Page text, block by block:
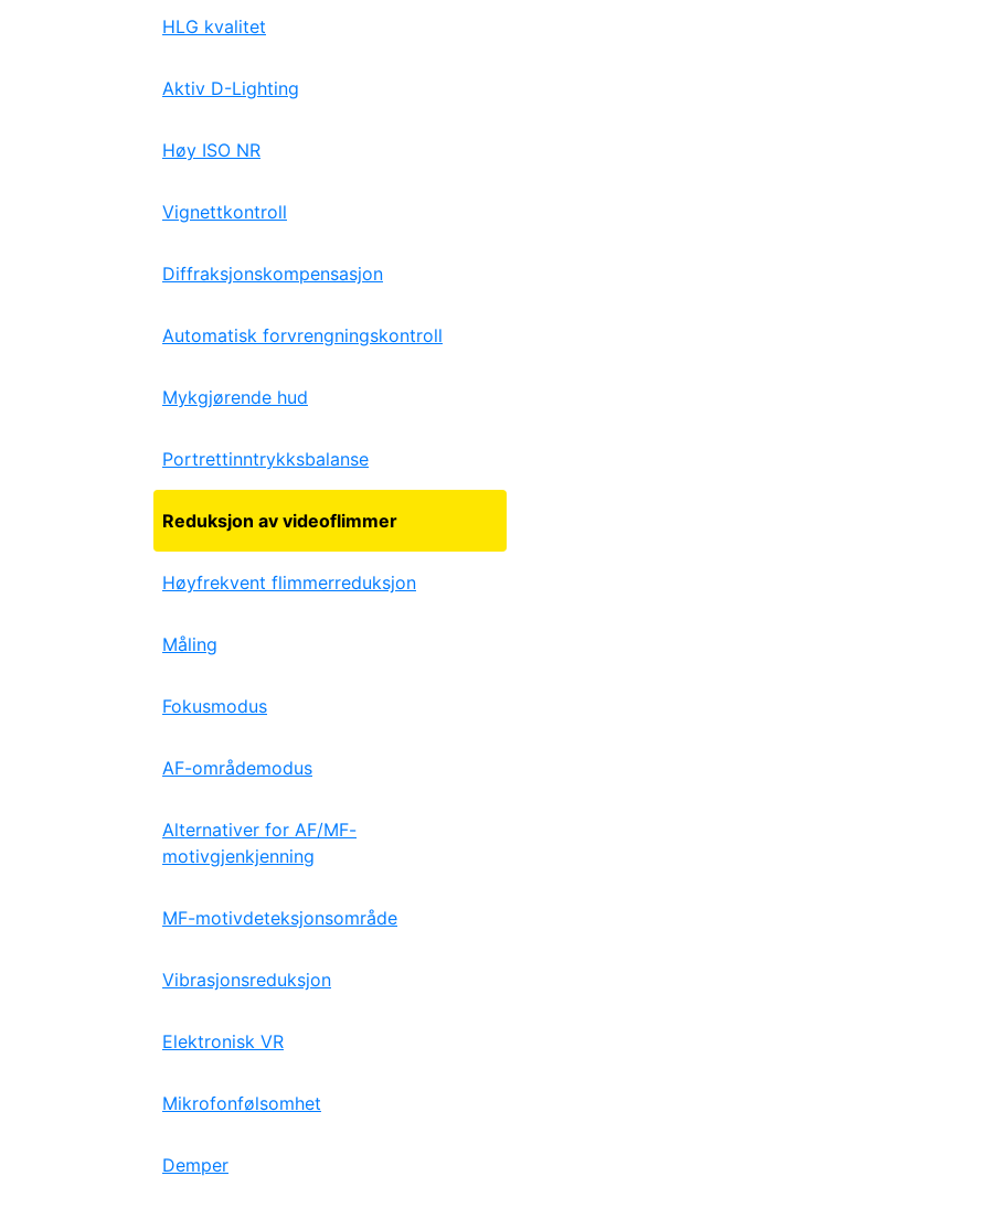
HLG kvalitet
Aktiv D-Lighting
Høy ISO NR
Vignettkontroll
Diffraksjonskompensasjon
Automatisk forvrengningskontroll
Mykgjørende hud
Portrettinntrykksbalanse
Reduksjon av videoflimmer
Høyfrekvent flimmerreduksjon
Måling
Fokusmodus
AF-områdemodus
Alternativer for AF/MF-
motivgjenkjenning
MF-motivdeteksjonsområde
Vibrasjonsreduksjon
Elektronisk VR
Mikrofonfølsomhet
Demper